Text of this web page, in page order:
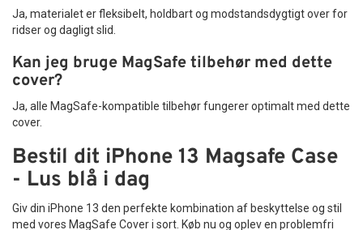
Ja, materialet er fleksibelt, holdbart og modstandsdygtigt over for
ridser og dagligt slid.
Kan jeg bruge MagSafe tilbehør med dette
cover?
Ja, alle MagSafe-kompatible tilbehør fungerer optimalt med dette
cover.
Bestil dit iPhone 13 Magsafe Case
- Lus blå i dag
Giv din iPhone 13 den perfekte kombination af beskyttelse og stil
med vores MagSafe Cover i sort. Køb nu og oplev en problemfri